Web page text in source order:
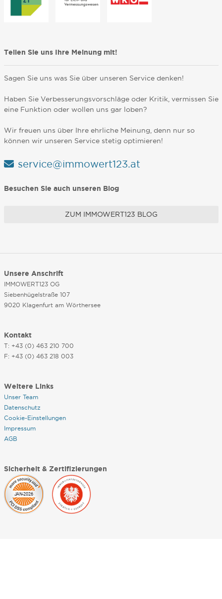
Teilen Sie uns Ihre Meinung mit!
Sagen Sie uns was Sie über unseren Service denken!
Haben Sie Verbesserungsvorschläge oder Kritik, vermissen Sie
eine Funktion oder wollen uns gar loben?
Wir freuen uns über Ihre ehrliche Meinung, denn nur so
können wir unseren Service stetig optimieren!
service@immowert123.at
Besuchen Sie auch unseren Blog
ZUM IMMOWERT123 BLOG
Unsere Anschrift
IMMOWERT123 OG
Siebenhügelstraße 107
9020 Klagenfurt am Wörthersee
Kontakt
T: +43 (0) 463 210 700
F: +43 (0) 463 218 003
Weitere Links
Unser Team
Datenschutz
Cookie-Einstellungen
Impressum
AGB
Sicherheit & Zertifizierungen